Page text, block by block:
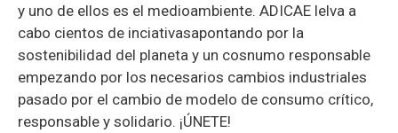
y uno de ellos es el medioambiente. ADICAE lelva a
cabo cientos de inciativasapontando por la
sostenibilidad del planeta y un cosnumo responsable
empezando por los necesarios cambios industriales
pasado por el cambio de modelo de consumo crítico,
responsable y solidario. ¡ÚNETE!